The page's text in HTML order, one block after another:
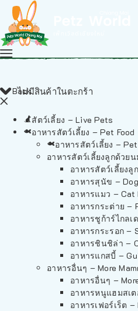
ไม่มีสินค้าในตะกร้า
Back
สัตว์เลี้ยง – Live Pets
อาหารสัตว์เลี้ยง – Pet Food
อาหารสัตว์เลี้ยง – Pet
อาหารสัตว์เลี้ยงลูกด้วยน
อาหารสัตว์เลี้ยงลู
อาหารสุนัข –
อาหารแมว – Cat
อาหารกระต่าย –
อาหารชูก้าร์ไกลเ
อาหารกระรอก –
อาหารชินชิล่า –
อาหารแกสบี้ –
อาหารอื่นๆ – More
อาหารอื่นๆ –
อาหารหนูแฮมสเต
อาหารเฟอร์เร็ต –